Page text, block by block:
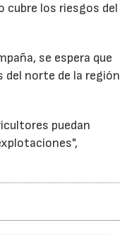
cubre los riesgos del
se espera que
del norte de la región
puedan